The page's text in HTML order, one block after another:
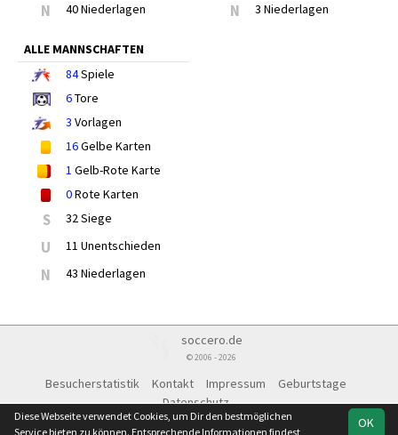
N 40 Niederlagen N 3 Niederlagen
ALLE MANNSCHAFTEN
84Spiele
6Tore
3 Vorlagen
16Gelbe Karten
1 Gelb-Rote Karte
0Rote Karten
S 32 Siege
U 11 Unentschieden
N 43 Niederlagen
soccero.de
© 2006 - 2026
Besucherstatistik Kontakt Impressum
Geburtstage
Datenschutz
OK
Diese Webseite verwendet Cookies, um Dir den bestmöglichen
Service bieten zu können. Entsprechende Informationen findest